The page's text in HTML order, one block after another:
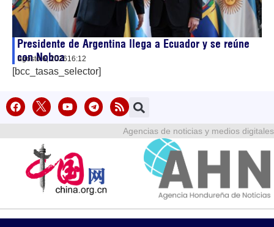
Presidente de Argentina llega a Ecuador y se reúne
con Noboa
agosto 6, 202616:12
[bcc_tasas_selector]
Agencias de noticias y medios digitales